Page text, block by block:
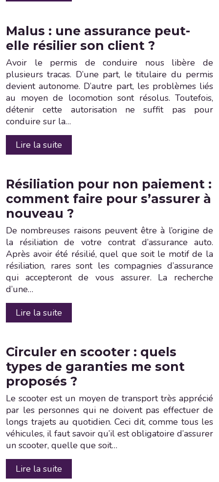
Malus : une assurance peut-
elle résilier son client ?
Avoir le permis de conduire nous libère de
plusieurs tracas. D’une part, le titulaire du permis
devient autonome. D’autre part, les problèmes liés
au moyen de locomotion sont résolus. Toutefois,
détenir cette autorisation ne suffit pas pour
conduire sur la…
Lire la suite
Résiliation pour non paiement :
comment faire pour s’assurer à
nouveau ?
De nombreuses raisons peuvent être à l’origine de
la résiliation de votre contrat d’assurance auto.
Après avoir été résilié, quel que soit le motif de la
résiliation, rares sont les compagnies d’assurance
qui accepteront de vous assurer. La recherche
d’une…
Lire la suite
Circuler en scooter : quels
types de garanties me sont
proposés ?
Le scooter est un moyen de transport très apprécié
par les personnes qui ne doivent pas effectuer de
longs trajets au quotidien. Ceci dit, comme tous les
véhicules, il faut savoir qu’il est obligatoire d’assurer
un scooter, quelle que soit…
Lire la suite